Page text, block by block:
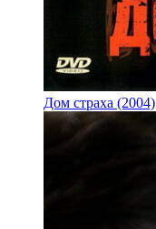
Дом страха (2004)